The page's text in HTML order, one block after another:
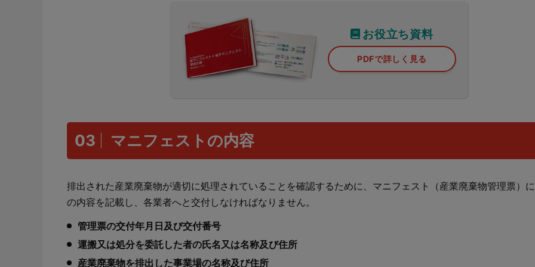
お役立ち資料
PDFで詳しく見る
03 マニフェストの内容
排出された産業廃棄物が適切に処理されていることを確認するために、マニフェスト（産業廃棄物管理票）
の内容を記載し、各業者へと交付しなければなりません。
管理票の交付年月日及び交付番号
運搬又は処分を委託した者の氏名又は名称及び住所
産業廃棄物を排出した事業場の名称及び住所